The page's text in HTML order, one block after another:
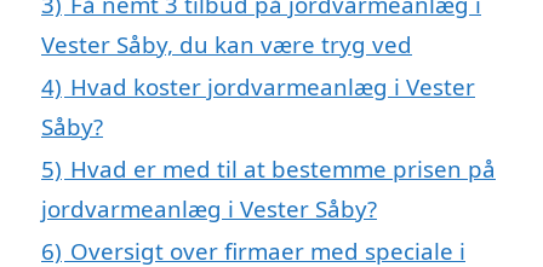
Vester Såby, du kan være tryg ved
4) Hvad koster jordvarmeanlæg i Vester
Såby?
5) Hvad er med til at bestemme prisen på
jordvarmeanlæg i Vester Såby?
6) Oversigt over firmaer med speciale i